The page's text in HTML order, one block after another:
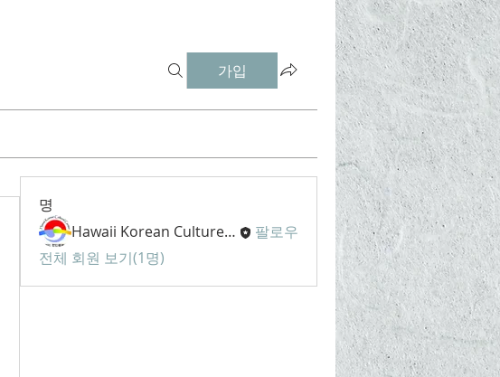
가입
명
Hawaii Korean Culture Center
팔로우
전체 회원 보기(1명)